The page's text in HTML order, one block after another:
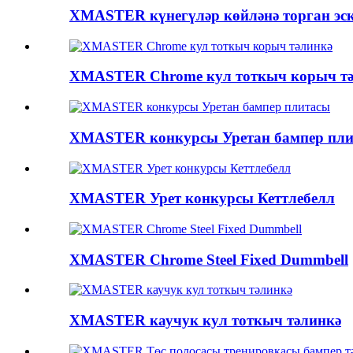
XMASTER күнегүләр көйләнә торган
XMASTER Chrome кул тоткыч корыч
XMASTER конкурсы Уретан бампер
XMASTER Урет конкурсы Кеттлебелл
XMASTER Chrome Steel Fixed Dummbell
XMASTER каучук кул тоткыч тәлинкә